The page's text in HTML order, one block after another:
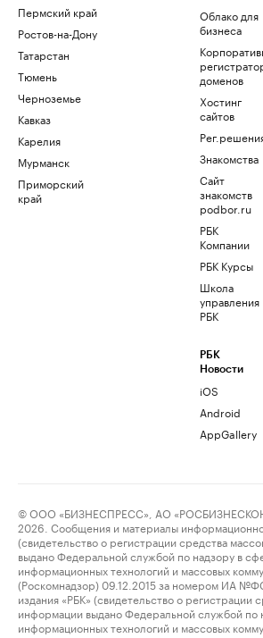
Пермский край
Ростов-на-Дону
Татарстан
Тюмень
Черноземье
Кавказ
Карелия
Мурманск
Приморский
край
Облако для
бизнеса
доменов
Хостинг
сайтов
Знакомства
Сайт
знакомств
podbor.ru
РБК
Компании
РБК Курсы
Школа
управления
РБК
РБК
Новости
iOS
Android
AppGallery
© ООО «БИЗНЕСПРЕСС», АО
2026. Сообщения и материалы
(свидетельство о регистрации средства
выдано Федеральной службой по надзору в
информационных технологий и массовых
(Роскомнадзор) 09.12.2015 за номером ИА
издания «РБК» (свидетельство о регистрации
информации выдано Федеральной службой по
информационных технологий и массовых